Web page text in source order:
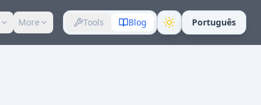
More Tools Blog Português